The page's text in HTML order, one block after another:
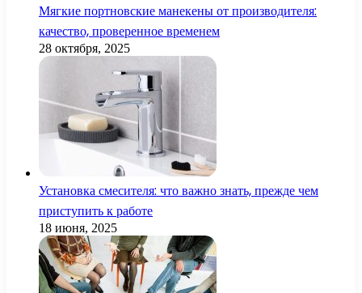
Мягкие портновские манекены от производителя:
качество, проверенное временем
28 октября, 2025
Установка смесителя: что важно знать, прежде чем
приступить к работе
18 июня, 2025